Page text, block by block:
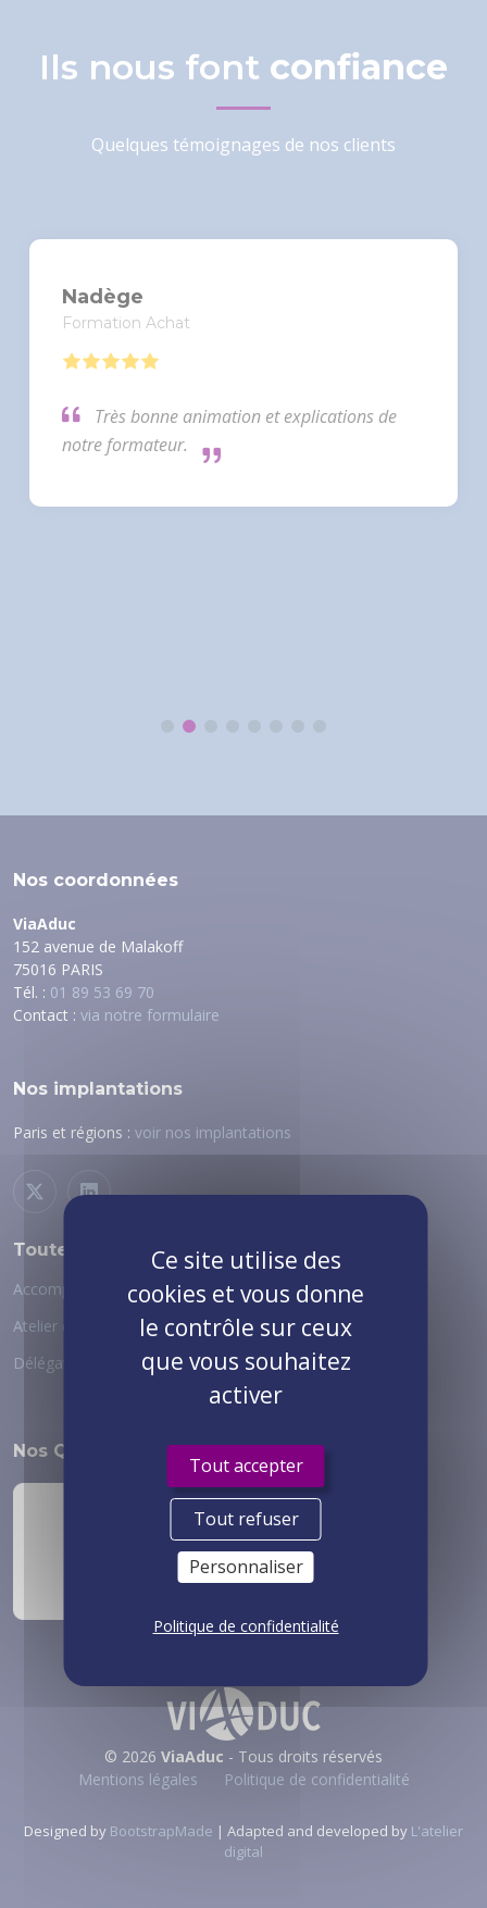
Ils nous font confiance
Quelques témoignages de nos clients
Nadège
Formation Achat
Très bonne animation et explications de
notre formateur.
Nos coordonnées
ViaAduc
152 avenue de Malakoff
75016 PARIS
Tél. : 01 89 53 69 70
Contact : via notre formulaire
Nos implantations
Paris et régions : voir nos implantations
Toutes nos expertises
Accompagnement au changement
Atelier digital
Délégation de ressources
Nos Qualifications
© 2026 ViaAduc - Tous droits réservés
Mentions légales
Politique de confidentialité
Designed by BootstrapMade | Adapted and developed by L'atelier
digital
Ce site utilise des
cookies et vous donne
le contrôle sur ceux
que vous souhaitez
activer
Tout accepter
Tout refuser
Personnaliser
Politique de confidentialité